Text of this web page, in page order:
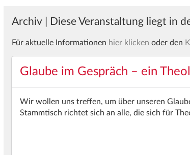
Archiv | Diese Veranstaltung liegt in
Für aktuelle Informationen hier klicken oder den
Glaube im Gespräch – ein
Wir wollen uns treffen, um über unseren
Stammtisch richtet sich an alle, die sich für